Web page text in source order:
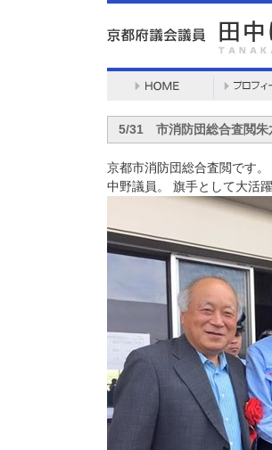
5/31 市消防団総合査閲朱
京都市消防団総合査閲です
中野議員。 旗手として大活